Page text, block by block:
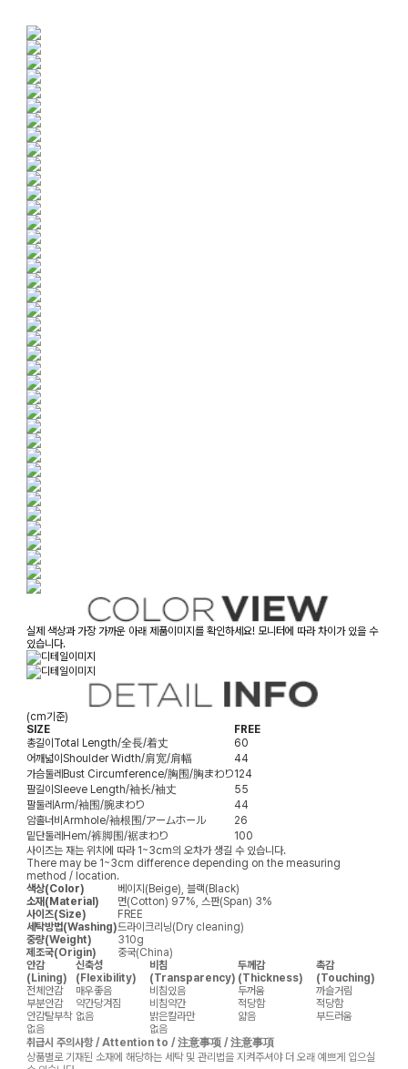
실제 색상과 가장 가까운 아래 제품이미지를 확인하세요! 모니터에 따라 차이가 있을 수
있습니다.
(cm기준)
SIZE
FREE
총길이Total Length/全長/着丈
60
어깨넓이Shoulder Width/肩宽/肩幅
44
가슴둘레Bust Circumference/胸围/胸まわり124
팔길이Sleeve Length/袖长/袖丈
55
팔둘레Arm/袖围/腕まわり
44
암홀너비Armhole/袖根围/アームホール
26
밑단둘레Hem/裤脚围/裾まわり
100
사이즈는 재는 위치에 따라 1~3cm의 오차가 생길 수 있습니다.
There may be 1~3cm difference depending on the measuring
method / location.
색상(Color)
베이지(Beige), 블랙(Black)
소재(Material)
면(Cotton) 97%, 스판(Span) 3%
사이즈(Size)
FREE
세탁방법(Washing)드라이크리닝(Dry cleaning)
중량(Weight)
310g
제조국(Origin)
중국(China)
안감
(Lining)
신축성
(Flexibility)
비침
(Transparency)
두께감
(Thickness)
촉감
(Touching)
전체안감
매우좋음 비침있음 두꺼움
까슬거림
부분안감
약간당겨짐 비침약간 적당함
적당함
안감탈부착 없음 밝은칼라만 얇음
부드러움
없음
없음
취급시 주의사항 / Attention to / 注意事项 / 注意事項
상품별로 기재된 소재에 해당하는 세탁 및 관리법을 지켜주셔야 더 오래 예쁘게 입으실